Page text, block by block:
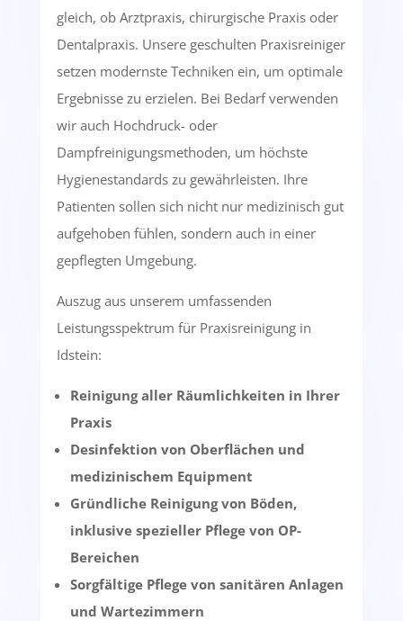
gleich, ob Arztpraxis, chirurgische Praxis oder
Dentalpraxis. Unsere geschulten Praxisreiniger
setzen modernste Techniken ein, um optimale
Ergebnisse zu erzielen. Bei Bedarf verwenden
wir auch Hochdruck- oder
Dampfreinigungsmethoden, um höchste
Hygienestandards zu gewährleisten. Ihre
Patienten sollen sich nicht nur medizinisch gut
aufgehoben fühlen, sondern auch in einer
gepflegten Umgebung.
Auszug aus unserem umfassenden
Leistungsspektrum für Praxisreinigung in
Idstein:
Reinigung aller Räumlichkeiten in Ihrer
Praxis
Desinfektion von Oberflächen und
medizinischem Equipment
Gründliche Reinigung von Böden,
inklusive spezieller Pflege von OP-
Bereichen
Sorgfältige Pflege von sanitären Anlagen
und Wartezimmern